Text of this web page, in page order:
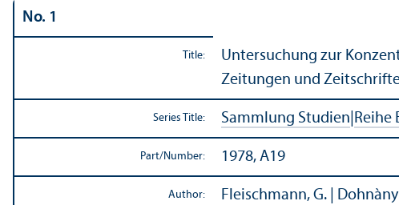
No. 1
Title:
Untersuchung zur
Zeitungen und
Series Title: Sammlung Studien Reihe
Part/Number: 1978, A19
Author: Fleischmann, G. |